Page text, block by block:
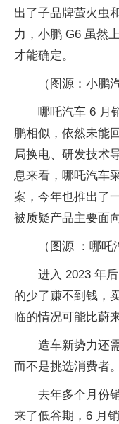
出了子品牌萤火虫
力，小鹏 G6 虽然
才能确定。
（图源：小鹏
哪吒汽车 6 月
鹏相似，依然未能
局换电、研发技术
息来看，哪吒汽车
案，今年也推出了
被质疑产品主要面
（图源 ：哪吒
进入 2023 年
的少了赚不到钱，
临的情况可能比蔚
造车新势力还
而不是挑选消费者。
去年多个月份
来了低谷期，6 月